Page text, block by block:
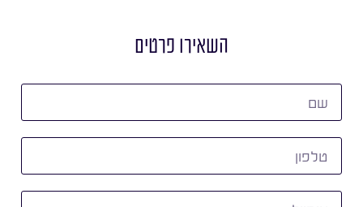
השאירו פרטים